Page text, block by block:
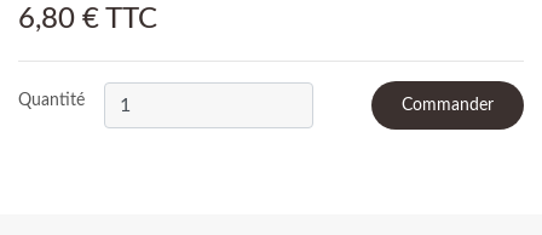
6,80 € TTC
Quantité Commander